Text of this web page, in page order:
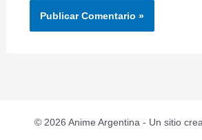
© 2026 Anime Argentina - Un sitio